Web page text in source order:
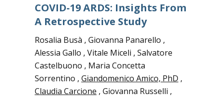
COVID-19 ARDS: Insights From
A Retrospective Study
Rosalia Busà , Giovanna Panarello ,
Alessia Gallo , Vitale Miceli , Salvatore
Castelbuono , Maria Concetta
Sorrentino , Giandomenico Amico, PhD ,
Claudia Carcione , Giovanna Russelli ,